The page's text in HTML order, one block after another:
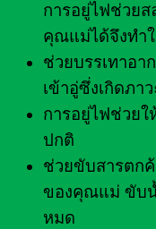
การอยู่ไฟช่วย
คุณแม่ได้จึงทำ
ช่วยบรรเทาอ
เข้าอู่ซึ่งเกิดภา
การอยู่ไฟช่วยใ
ปกติ
ช่วยขับสารตก
ของคุณแม่ ขับน้
หมด